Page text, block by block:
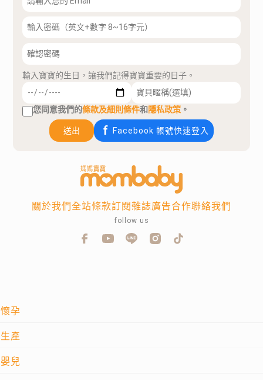
輸入寶寶的生日，讓我們記得寶寶重要的日子。
您同意我們的條款及細則條件和隱私政策 。
送出 Facebook 帳號快速登入
懷孕
生產
嬰兒
關於我們全站條款訂閱雜誌廣告合作聯絡我們
follow us